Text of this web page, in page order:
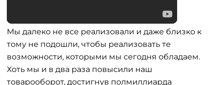
Мы далеко не все реализовали и даже близко к
тому не подошли, чтобы реализовать те
возможности, которыми мы сегодня обладаем.
Хоть мы и в два раза повысили наш
товарооборот, достигнув полмиллиарда